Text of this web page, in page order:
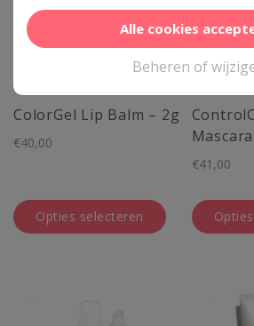
ColorGel Lip Balm – 2g
€40,00
Opties selecteren
variaties.
Deze
kan
gekozen
productpagina
€41,00
variaties.
Deze
optie
gekozen
worden
op
Alle cookies
Beheren of